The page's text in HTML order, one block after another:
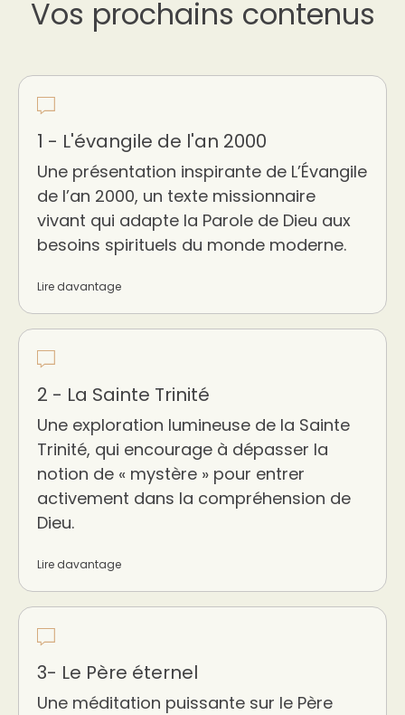
Vos prochains contenus
1 - L'évangile de l'an 2000
Une présentation inspirante de L’Évangile
de l’an 2000, un texte missionnaire
vivant qui adapte la Parole de Dieu aux
besoins spirituels du monde moderne.
Lire davantage
2 - La Sainte Trinité
Une exploration lumineuse de la Sainte
Trinité, qui encourage à dépasser la
notion de « mystère » pour entrer
activement dans la compréhension de
Dieu.
Lire davantage
3- Le Père éternel
Une méditation puissante sur le Père